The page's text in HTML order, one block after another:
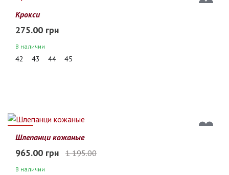
Крокси
275.00 грн
В наличии
42 43 44 45
19%
Шлепанци кожаные
965.00 грн 1 195.00
В наличии